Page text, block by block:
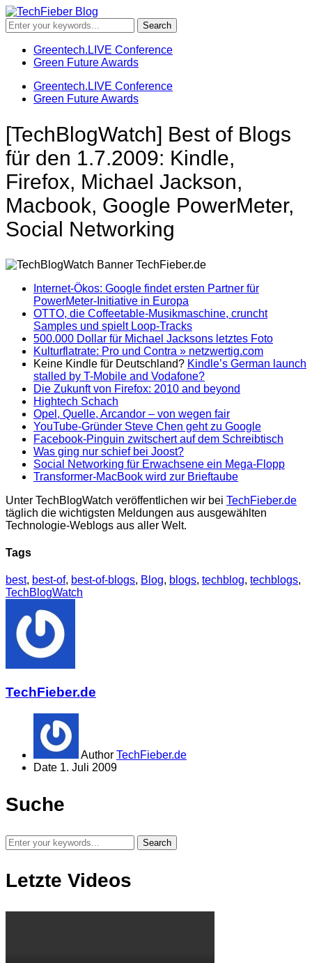
Greentech.LIVE Conference
Green Future Awards
Greentech.LIVE Conference
Green Future Awards
[TechBlogWatch] Best of Blogs
für den 1.7.2009: Kindle,
Firefox, Michael Jackson,
Macbook, Google PowerMeter,
Social Networking
Internet-Ökos: Google findet ersten Partner für
PowerMeter-Initiative in Europa
OTTO, die Coffeetable-Musikmaschine, cruncht
Samples und spielt Loop-Tracks
500.000 Dollar für Michael Jacksons letztes Foto
Kulturflatrate: Pro und Contra » netzwertig.com
Keine Kindle für Deutschland? Kindle’s German launch
stalled by T-Mobile and Vodafone?
Die Zukunft von Firefox: 2010 and beyond
Hightech Schach
Opel, Quelle, Arcandor – von wegen fair
YouTube-Gründer Steve Chen geht zu Google
Facebook-Pinguin zwitschert auf dem Schreibtisch
Was ging nur schief bei Joost?
Social Networking für Erwachsene ein Mega-Flopp
Transformer-MacBook wird zur Brieftaube
Unter TechBlogWatch veröffentlichen wir bei TechFieber.de
täglich die wichtigsten Meldungen aus ausgewählten
Technologie-Weblogs aus aller Welt.
Tags
best, best-of, best-of-blogs, Blog, blogs, techblog, techblogs,
TechBlogWatch
TechFieber.de
Author TechFieber.de
Date 1. Juli 2009
Suche
Letzte Videos